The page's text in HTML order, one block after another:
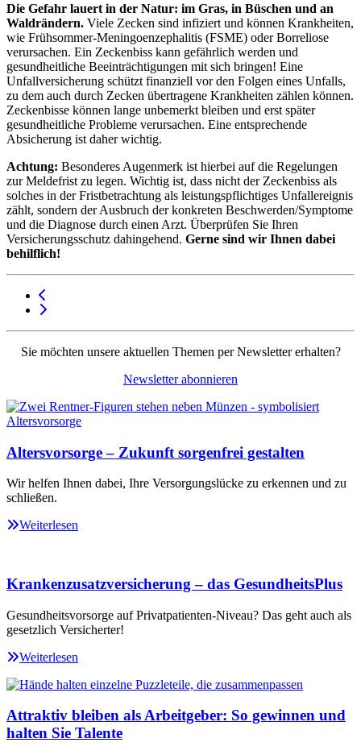
Die Gefahr lauert in der Natur: im Gras, in Büschen und an
Waldrändern. Viele Zecken sind infiziert und können Krankheiten,
wie Frühsommer-Meningoenzephalitis (FSME) oder Borreliose
verursachen. Ein Zeckenbiss kann gefährlich werden und
gesundheitliche Beeinträchtigungen mit sich bringen! Eine
Unfallversicherung schützt finanziell vor den Folgen eines Unfalls,
zu dem auch durch Zecken übertragene Krankheiten zählen können.
Zeckenbisse können lange unbemerkt bleiben und erst später
gesundheitliche Probleme verursachen. Eine entsprechende
Absicherung ist daher wichtig.
Achtung: Besonderes Augenmerk ist hierbei auf die Regelungen
zur Meldefrist zu legen. Wichtig ist, dass nicht der Zeckenbiss als
solches in der Fristbetrachtung als leistungspflichtiges Unfallereignis
zählt, sondern der Ausbruch der konkreten Beschwerden/Symptome
und die Diagnose durch einen Arzt. Überprüfen Sie Ihren
Versicherungsschutz dahingehend. Gerne sind wir Ihnen dabei
behilflich!
Sie möchten unsere aktuellen Themen per Newsletter erhalten?
Newsletter abonnieren
Altersvorsorge – Zukunft sorgenfrei gestalten
Wir helfen Ihnen dabei, Ihre Versorgungslücke zu erkennen und zu
schließen.
Weiterlesen
Krankenzusatzversicherung – das GesundheitsPlus
Gesundheitsvorsorge auf Privatpatienten-Niveau? Das geht auch als
gesetzlich Versicherter!
Weiterlesen
Attraktiv bleiben als Arbeitgeber: So gewinnen und
halten Sie Talente